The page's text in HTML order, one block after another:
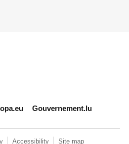
Gouvernement.lu
Accessibility Site map